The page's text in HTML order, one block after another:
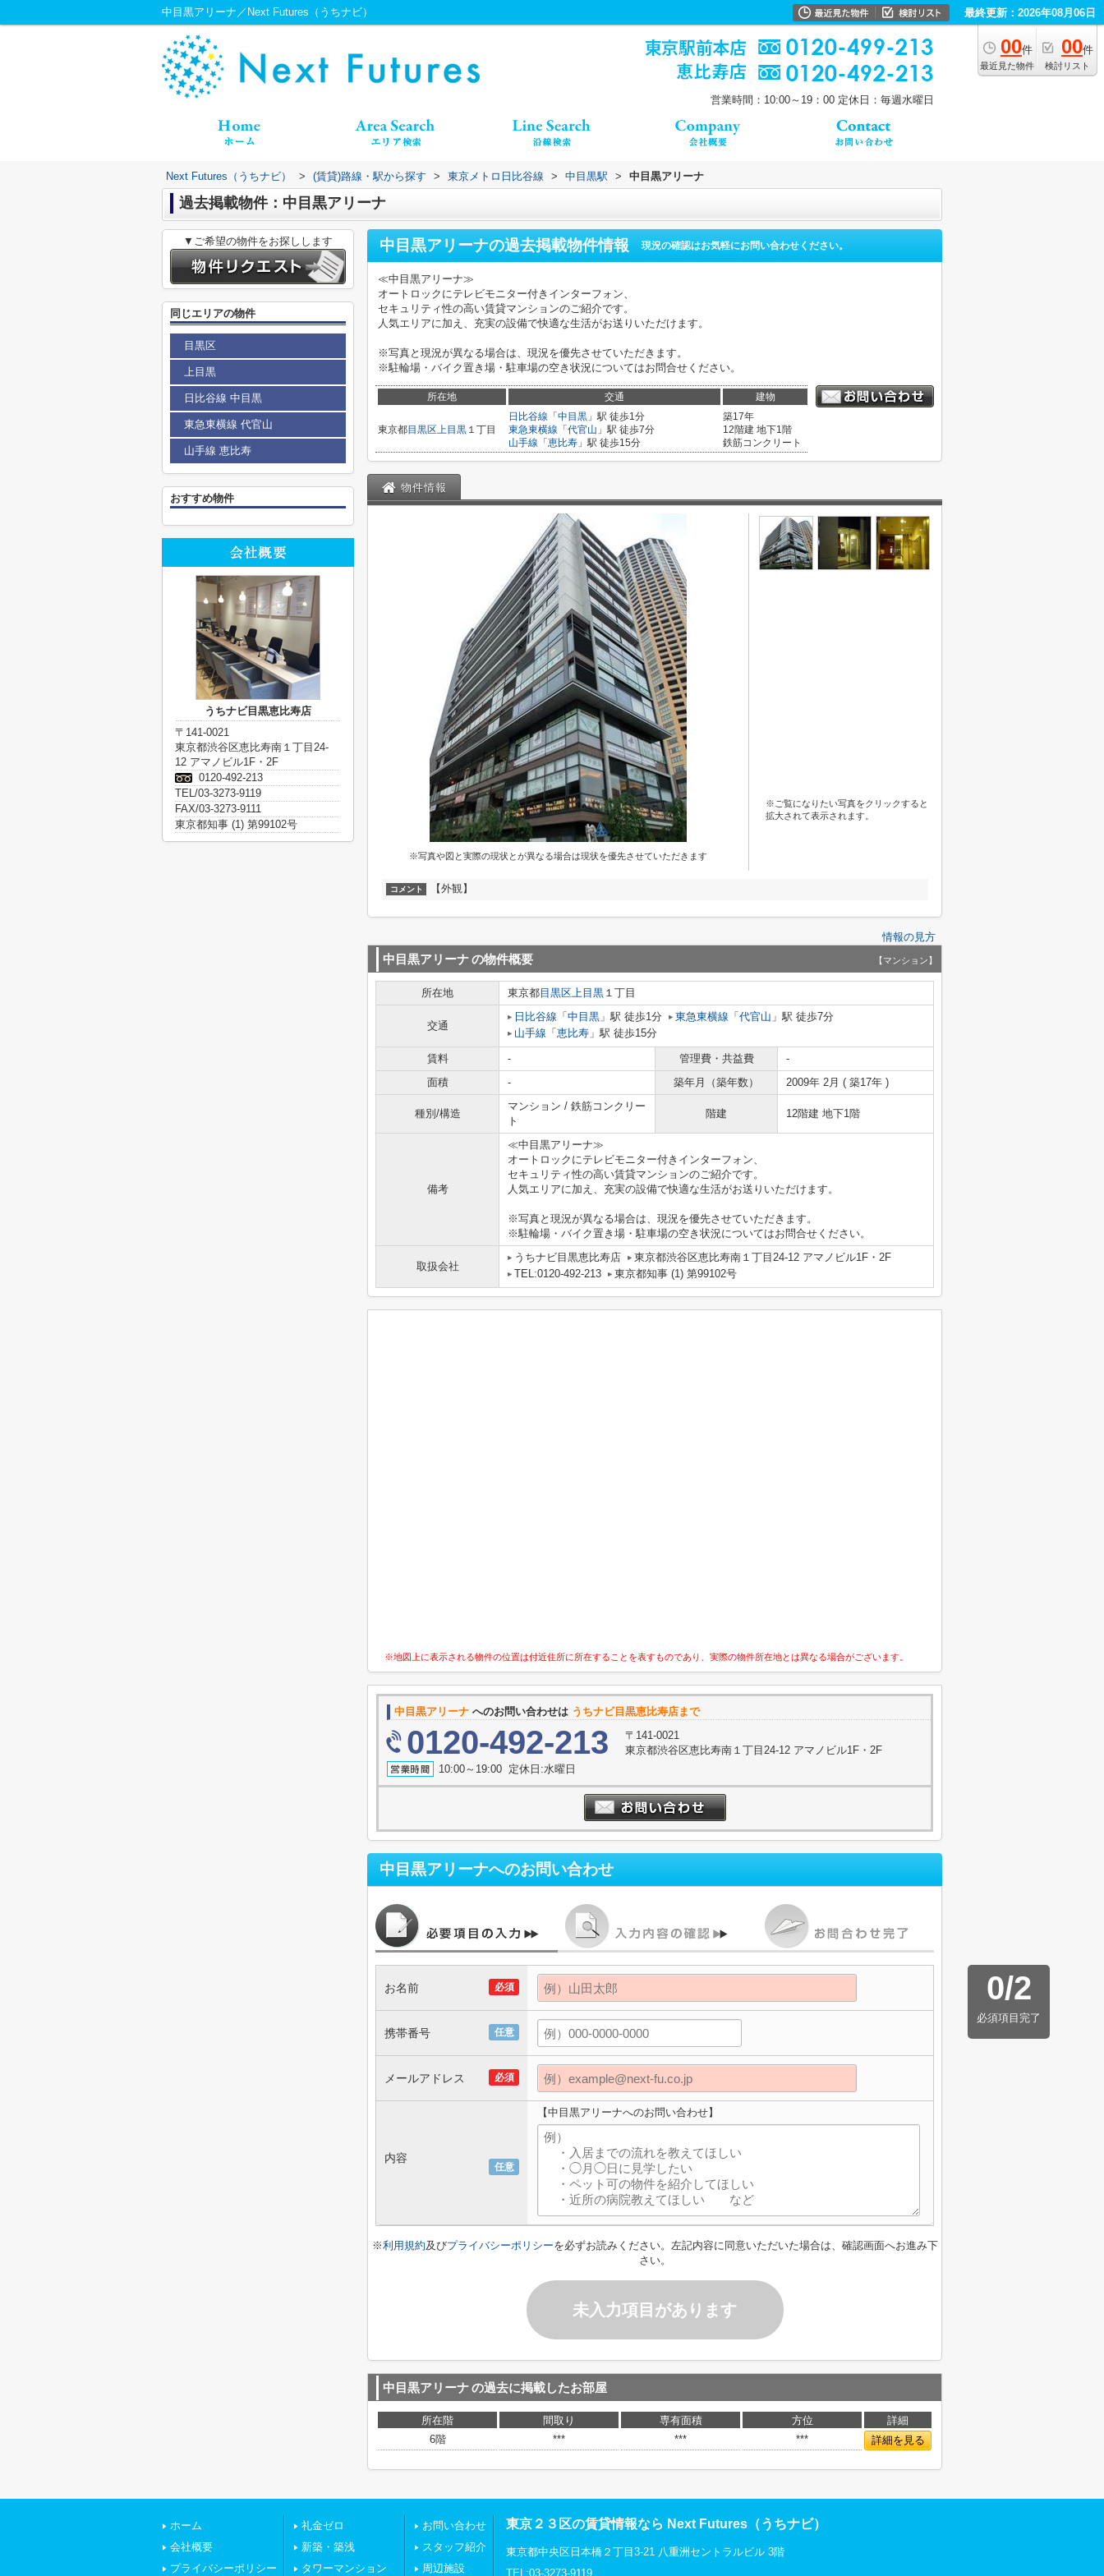
中目黒アリーナ／Next Futures（うちナビ） 最終更新：2026年08月06日
00件
最近見た物件
00件
検討リスト
営業時間：10:00～19：00 定休日：毎週水曜日
Next Futures（うちナビ） > (賃貸)路線・駅から探す > 東京メトロ日比谷線 > 中目黒駅 > 中目黒アリーナ
過去掲載物件：中目黒アリーナ
中目黒アリーナの過去掲載物件情報 現況の確認はお気軽にお問い合わせください。
≪中目黒アリーナ≫
オートロックにテレビモニター付きインターフォン、
セキュリティ性の高い賃貸マンションのご紹介です。
人気エリアに加え、充実の設備で快適な生活がお送りいただけます。
※写真と現況が異なる場合は、現況を優先させていただきます。
※駐輪場・バイク置き場・駐車場の空き状況についてはお問合せください。
所在地 交通 建物
東京都目黒区上目黒 １丁目
日比谷線 「 中目黒 」駅 徒歩1分
東急東横線 「 代官山 」駅 徒歩7分
山手線 「 恵比寿 」駅 徒歩15分
築17年
12階建 地下1階
鉄筋コンクリート
物件情報
※写真や図と実際の現状とが異なる場合は現状を優先させていただきます
※ご覧になりたい写真をクリックすると
拡大されて表示されます。
コメント 【外観】
情報の見方
中目黒アリーナの物件概要 【マンション】
所在地 東京都目黒区上目黒 １丁目
交通
日比谷線 「 中目黒 」駅 徒歩1分 東急東横線 「 代官山 」駅 徒歩7分
山手線 「 恵比寿 」駅 徒歩15分
賃料 - 管理費・共益費
-
面積
- 築年月（築年数） 2009年 2月 ( 築17年 )
種別/構造
マンション / 鉄筋コンクリー
ト
階建 12階建 地下1階
備考
≪中目黒アリーナ≫
オートロックにテレビモニター付きインターフォン、
セキュリティ性の高い賃貸マンションのご紹介です。
人気エリアに加え、充実の設備で快適な生活がお送りいただけます。
※写真と現況が異なる場合は、現況を優先させていただきます。
※駐輪場・バイク置き場・駐車場の空き状況についてはお問合せください。
取扱会社
うちナビ目黒恵比寿店
東京都渋谷区恵比寿南１丁目24-12 アマノビル1F・2F
TEL:0120-492-213
東京都知事 (1) 第99102号
※地図上に表示される物件の位置は付近住所に所在することを表すものであり、実際の物件所在地とは異なる場合がございます。
中目黒アリーナ へのお問い合わせは うちナビ目黒恵比寿店まで
0120-492-213
〒141-0021
東京都渋谷区恵比寿南１丁目24-12 アマノビル1F・2F
10:00～19:00 定休日:水曜日
中目黒アリーナへのお問い合わせ
0/2
必須項目完了
必須
お名前
任意
携帯番号
必須
メールアドレス
任意
内容
【中目黒アリーナへのお問い合わせ】
※利用規約及びプライバシーポリシーを必ずお読みください。左記内容に同意いただいた場合は、確認画面へお進み下
さい。
未入力項目があります
中目黒アリーナの過去に掲載したお部屋
所在階 間取り 専有面積 方位
詳細
6階
*** *** *** 詳細を見る
▼ご希望の物件をお探しします
同じエリアの物件
目黒区
上目黒
日比谷線 中目黒
東急東横線 代官山
山手線 恵比寿
おすすめ物件
うちナビ目黒恵比寿店
〒141-0021
東京都渋谷区恵比寿南１丁目24-
12 アマノビル1F・2F
0120-492-213
TEL/03-3273-9119
FAX/03-3273-9111
東京都知事 (1) 第99102号
ホーム
会社概要
プライバシーポリシー
礼金ゼロ
新築・築浅
タワーマンション
お問い合わせ
スタッフ紹介
周辺施設
東京２３区の賃貸情報なら Next Futures（うちナビ）
東京都中央区日本橋２丁目3-21 八重洲セントラルビル 3階
TEL:03-3273-9119